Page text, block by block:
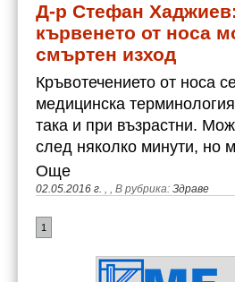
Д-р Стефан
кървенето от носа
смъртен изход
Кръвотечението от носа
медицинска
така и при възрастни.
след няколко минути, но
02.05.2016 г. , , В рубрика: Здраве
Още
1